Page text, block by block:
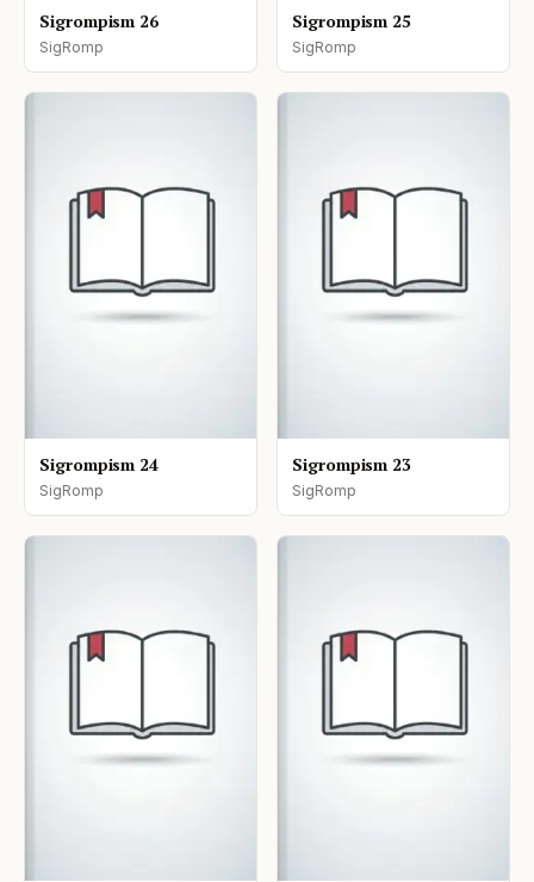
Sigrompism 26
SigRomp
Sigrompism 25
SigRomp
Sigrompism 24
SigRomp
Sigrompism 23
SigRomp